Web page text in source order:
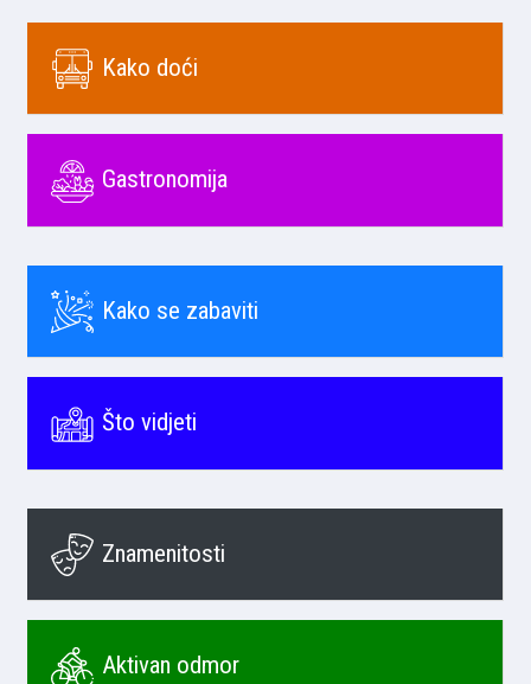
Kako doći
Gastronomija
Kako se zabaviti
Što vidjeti
Znamenitosti
Aktivan odmor